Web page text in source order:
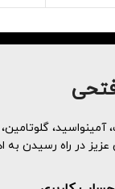
در راه رسیدن